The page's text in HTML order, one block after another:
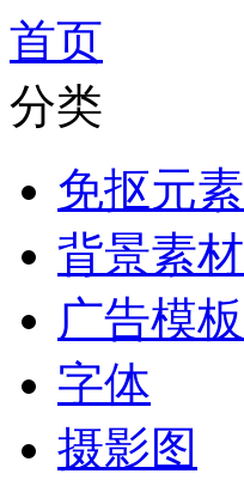
首页
分类
免抠元素
背景素材
广告模板
字体
摄影图